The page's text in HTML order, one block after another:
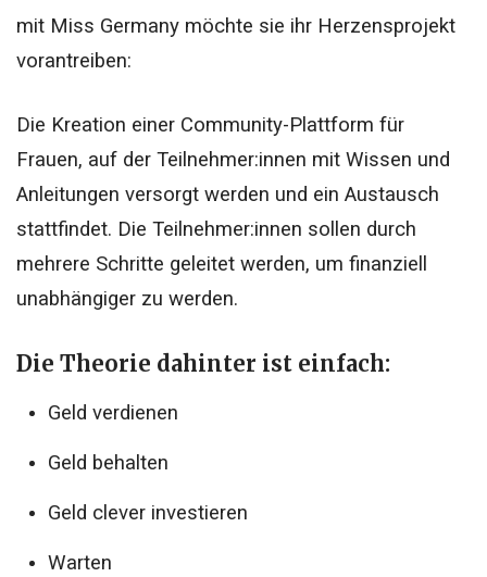
mit Miss Germany möchte sie ihr Herzensprojekt
vorantreiben:
Die Kreation einer Community-Plattform für
Frauen, auf der Teilnehmer:innen mit Wissen und
Anleitungen versorgt werden und ein Austausch
stattfindet. Die Teilnehmer:innen sollen durch
mehrere Schritte geleitet werden, um finanziell
unabhängiger zu werden.
Die Theorie dahinter ist einfach:
Geld verdienen
Geld behalten
Geld clever investieren
Warten